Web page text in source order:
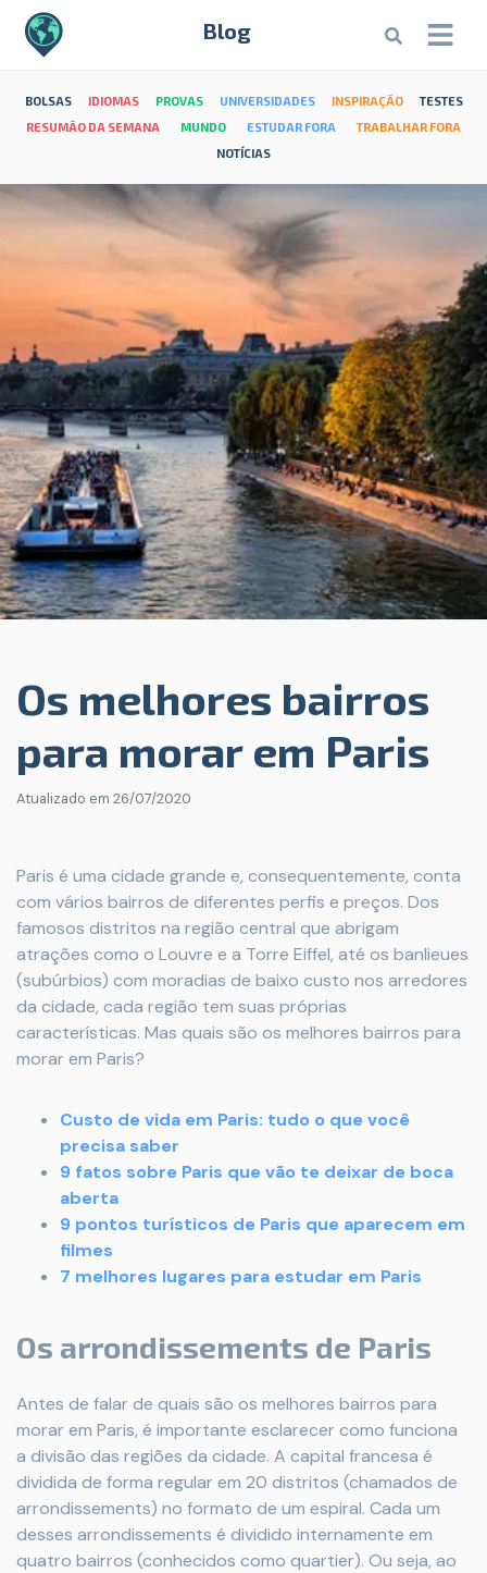
Blog
BOLSAS IDIOMAS PROVAS UNIVERSIDADES INSPIRAÇÃO
TESTES
RESUMÃO DA SEMANA
MUNDO ESTUDAR FORA
TRABALHAR FORA
NOTÍCIAS
Os melhores bairros
para morar em Paris
Atualizado em 26/07/2020
Paris é uma cidade grande e, consequentemente, conta
com vários bairros de diferentes perfis e preços. Dos
famosos distritos na região central que abrigam
atrações como o Louvre e a Torre Eiffel, até os banlieues
(subúrbios) com moradias de baixo custo nos arredores
da cidade, cada região tem suas próprias
características. Mas quais são os melhores bairros para
morar em Paris?
Custo de vida em Paris: tudo o que você
precisa saber
9 fatos sobre Paris que vão te deixar de boca
aberta
9 pontos turísticos de Paris que aparecem em
filmes
7 melhores lugares para estudar em Paris
Os arrondissements de Paris
Antes de falar de quais são os melhores bairros para
morar em Paris, é importante esclarecer como funciona
a divisão das regiões da cidade. A capital francesa é
dividida de forma regular em 20 distritos (chamados de
arrondissements) no formato de um espiral. Cada um
desses arrondissements é dividido internamente em
quatro bairros (conhecidos como quartier). Ou seja, ao